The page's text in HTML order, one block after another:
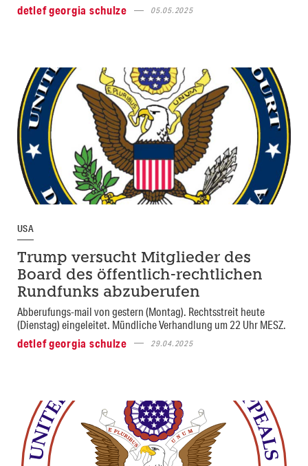
detlef georgia schulze 05.05.2025
USA
Trump versucht Mitglieder des
Board des öffentlich-rechtlichen
Rundfunks abzuberufen
Abberufungs-mail von gestern (Montag). Rechtsstreit heute
(Dienstag) eingeleitet. Mündliche Verhandlung um 22 Uhr MESZ.
detlef georgia schulze
29.04.2025